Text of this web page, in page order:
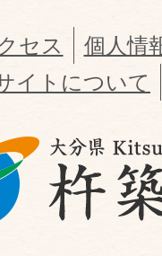
セス
個人情
イトについて